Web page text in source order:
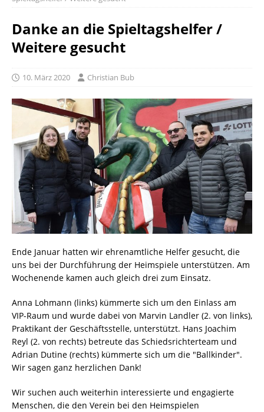
Danke an die Spieltagshelfer /
Weitere gesucht
10. März 2020 Christian Bub
Ende Januar hatten wir ehrenamtliche Helfer gesucht, die
uns bei der Durchführung der Heimspiele unterstützen. Am
Wochenende kamen auch gleich drei zum Einsatz.
Anna Lohmann (links) kümmerte sich um den Einlass am
VIP-Raum und wurde dabei von Marvin Landler (2. von links),
Praktikant der Geschäftsstelle, unterstützt. Hans Joachim
Reyl (2. von rechts) betreute das Schiedsrichterteam und
Adrian Dutine (rechts) kümmerte sich um die "Ballkinder".
Wir sagen ganz herzlichen Dank!
Wir suchen auch weiterhin interessierte und engagierte
Menschen, die den Verein bei den Heimspielen